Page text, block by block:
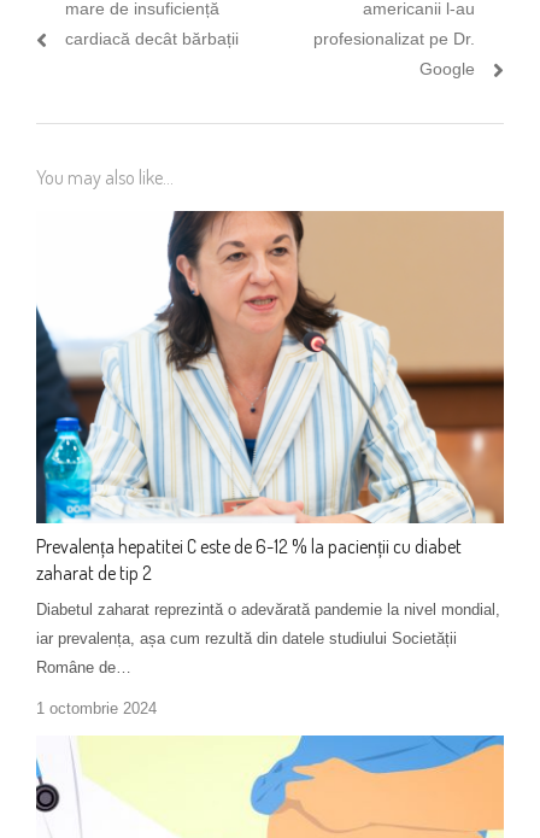
articole
post:
mare de insuficiență
cardiacă decât bărbații
americanii l-au
profesionalizat pe Dr.
Google
You may also like...
Prevalența hepatitei C este de 6-12 % la pacienții cu diabet
zaharat de tip 2
Diabetul zaharat reprezintă o adevărată pandemie la nivel mondial,
iar prevalența, așa cum rezultă din datele studiului Societății
Române de…
1 octombrie 2024